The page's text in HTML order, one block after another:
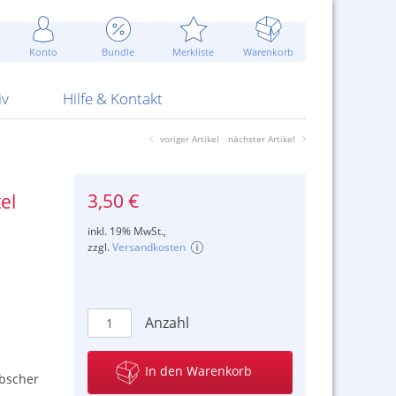
Konto Bundle Merkliste Warenkorb
Attrappen Blitzschnell...
Sommerpreise u.v.m.
ARS Pirotecnia
Hilfe & Kontakt
Kontaktformular
AGB
voriger Artikel nächster Artikel
3,50 €
inkl. 19% MwSt.,
zzgl.Versandkosten
Anzahl
In den Warenkorb